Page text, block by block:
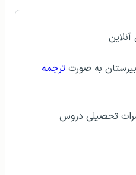
به صورت ترجمه
تحصیلی دروس